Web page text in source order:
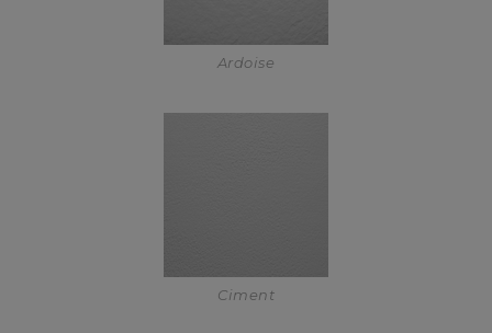
Ardoise
Ciment